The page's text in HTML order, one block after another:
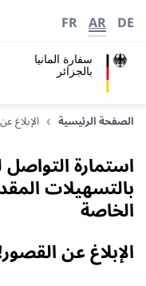
سفارة المانيا
بالجزائر
DE
AR
FR
الصفحة الرئيسية الإبلاغ
استمارة
بالتسهيلات
الخاصة
الإبلاغ عن